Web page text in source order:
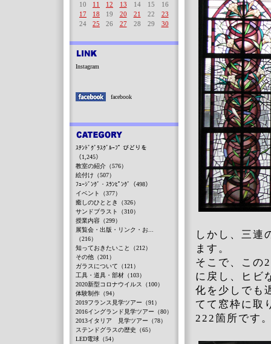
しかし、三連
ます。
そこで、この
に戻し、ヒビ
化を少しでも
てて窓枠に取
222箇所です
10
11 12 13 14 15
16
17
18 19 20 21 22
23
24
25 26 27 28 29 30
Instagram
facebook
ｽﾃﾝﾄﾞｸﾞﾗｽｸﾞﾙｰﾌﾟ びどりを
（1,245）
教室の紹介（576）
絵付け（507）
ﾌｭｰｼﾞﾝｸﾞ・ｽﾗﾝﾋﾟﾝｸﾞ（498）
イベント（377）
癒しのひととき（326）
サンドブラスト（310）
授業内容（299）
展覧会・出版・リンク・お...
（216）
知っておきたいこと（212）
その他（201）
ガラスについて（121）
工具・道具・部材（103）
2020新型コロナウイルス（100）
体験制作（94）
2019フランス見学ツアー（91）
2016イングランド見学ツアー（80）
2013イタリア 見学ツアー（78）
ステンドグラスの歴史（65）
LED電球（54）